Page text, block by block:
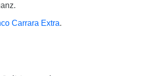
Carrara Extra.